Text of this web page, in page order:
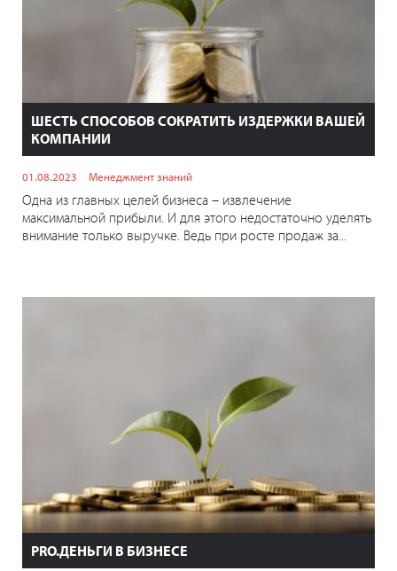
ШЕСТЬ СПОСОБОВ СОКРАТИТЬ ИЗДЕРЖКИ ВАШЕЙ
КОМПАНИИ
01.08.2023 Менеджмент знаний
Одна из главных целей бизнеса – извлечение
максимальной прибыли. И для этого недостаточно уделять
внимание только выручке. Ведь при росте продаж за...
PRO.ДЕНЬГИ В БИЗНЕСЕ